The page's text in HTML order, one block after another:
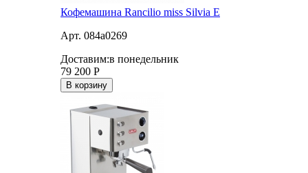
Кофемашина Rancilio miss Silvia E
Арт. 084a0269
Доставим:в понедельник
79 200 Р
В корзину